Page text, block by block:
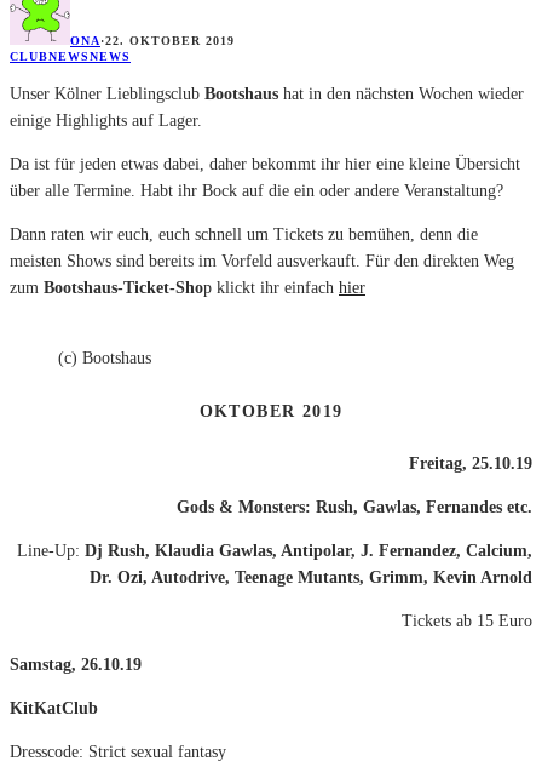
ONA·22. OKTOBER 2019
CLUBNEWSNEWS
Unser Kölner Lieblingsclub Bootshaus hat in den nächsten Wochen wieder
einige Highlights auf Lager.
Da ist für jeden etwas dabei, daher bekommt ihr hier eine kleine Übersicht
über alle Termine. Habt ihr Bock auf die ein oder andere Veranstaltung?
Dann raten wir euch, euch schnell um Tickets zu bemühen, denn die
meisten Shows sind bereits im Vorfeld ausverkauft. Für den direkten Weg
zum Bootshaus-Ticket-Shop klickt ihr einfach hier
(c) Bootshaus
OKTOBER 2019
Freitag, 25.10.19
Gods & Monsters: Rush, Gawlas, Fernandes etc.
Line-Up: Dj Rush, Klaudia Gawlas, Antipolar, J. Fernandez, Calcium,
Dr. Ozi, Autodrive, Teenage Mutants, Grimm, Kevin Arnold
Tickets ab 15 Euro
Samstag, 26.10.19
KitKatClub
Dresscode: Strict sexual fantasy